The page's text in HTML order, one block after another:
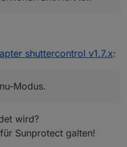
Manu_Mode beendet
nur wennBlockieren des
ich ja, aber ist dann immer
shuttercontrol v1.7.x:
Modus.
wird?
Sunprotect galten!